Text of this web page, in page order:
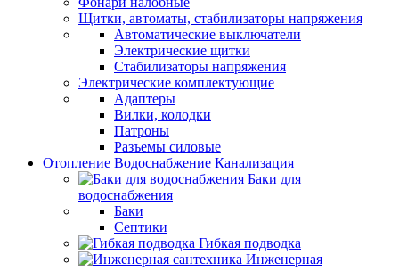
Щитки, автоматы, стабилизаторы напряжения
Автоматические выключатели
Электрические щитки
Стабилизаторы напряжения
Электрические комплектующие
Адаптеры
Вилки, колодки
Патроны
Разъемы силовые
Отопление Водоснабжение Канализация
Баки для
водоснабжения
Баки
Септики
Гибкая подводка
Инженерная